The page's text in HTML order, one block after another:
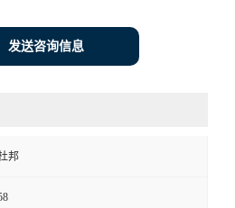
发送咨询信息
邦